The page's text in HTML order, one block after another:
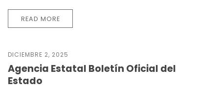
READ MORE
DICIEMBRE 2, 2025
Agencia Estatal Boletín Oficial del
Estado